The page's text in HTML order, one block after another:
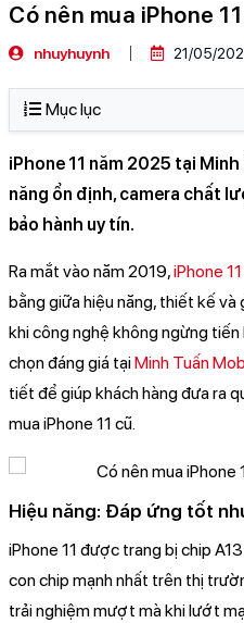
Có nên mua iPhone
nhuyhuynh 21/05/
Mục lục
iPhone 11 năm 2025 tại
năng ổn định, camera chất
bảo hành uy tín.
Ra mắt vào năm 2019,iPhone 11
bằng giữa hiệu năng, thiết kế và
khi công nghệ không ngừng tiến
chọn đáng giá tạiMinh Tuấn
tiết để giúp khách hàng đưa ra
mua iPhone 11 cũ.
Hiệu năng: Đáp ứng tốt
iPhone 11 được trang bị chip
con chip mạnh nhất trên thị
trải nghiệm mượt mà khi lướt